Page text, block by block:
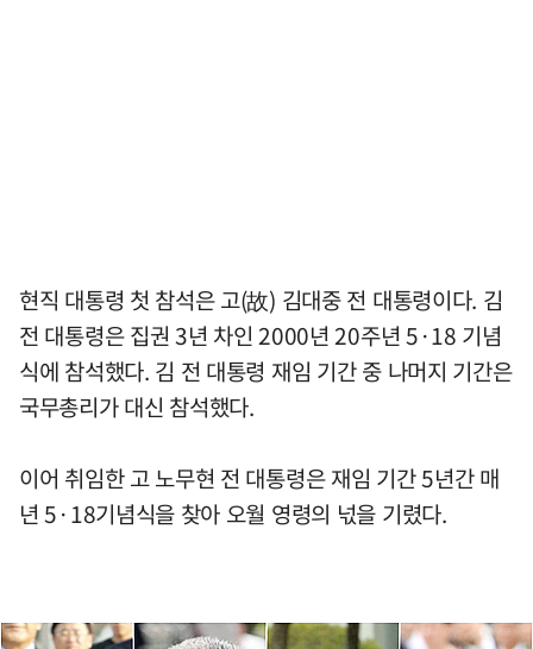
현직 대통령 첫 참석은 고(故) 김대중 전 대통령이다. 김
전 대통령은 집권 3년 차인 2000년 20주년 5·18 기념
식에 참석했다. 김 전 대통령 재임 기간 중 나머지 기간은
국무총리가 대신 참석했다.
이어 취임한 고 노무현 전 대통령은 재임 기간 5년간 매
년 5·18기념식을 찾아 오월 영령의 넋을 기렸다.